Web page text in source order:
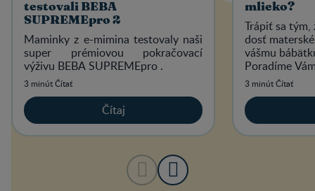
testovali BEBA
SUPREMEpro 2
Maminky z e-mimina testovaly naši
super prémiovou pokračovací
výživu BEBA SUPREMEpro .
3 minút Čítať
Čítaj
mlieko?
Trápiť sa tým,
dosť
vášmu
Poradíme
mlieko.
3 minút Čítať